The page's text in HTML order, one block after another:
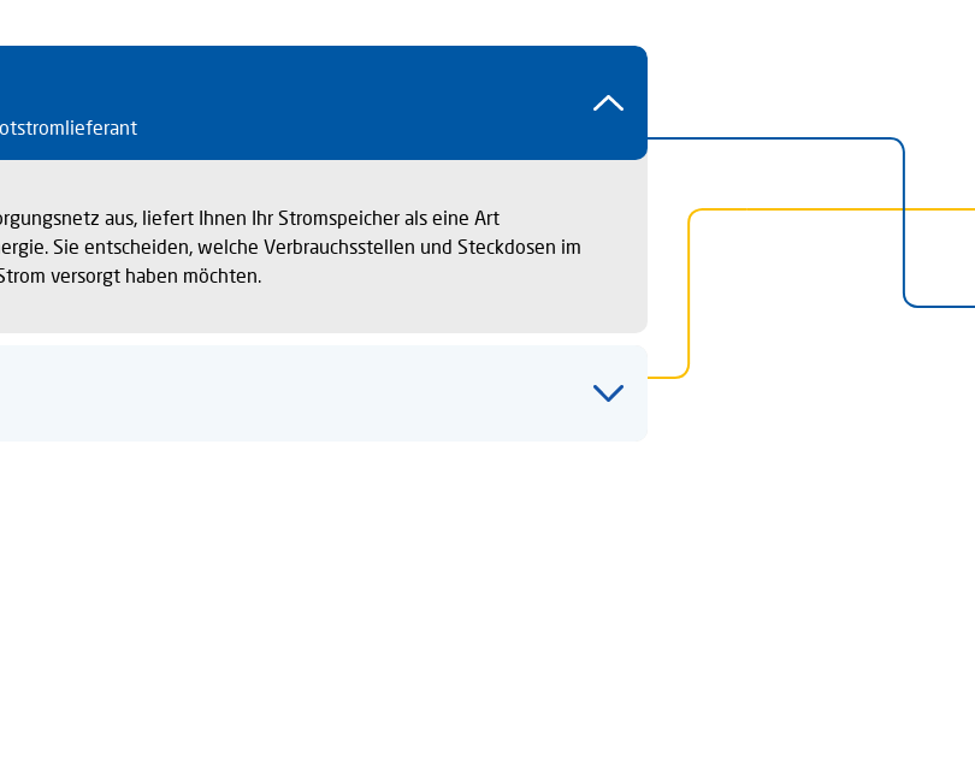
aus, liefert Ihnen Ihr Stromspeicher als eine Art
Sie entscheiden, welche Verbrauchsstellen und Steckdosen im
versorgt haben möchten.